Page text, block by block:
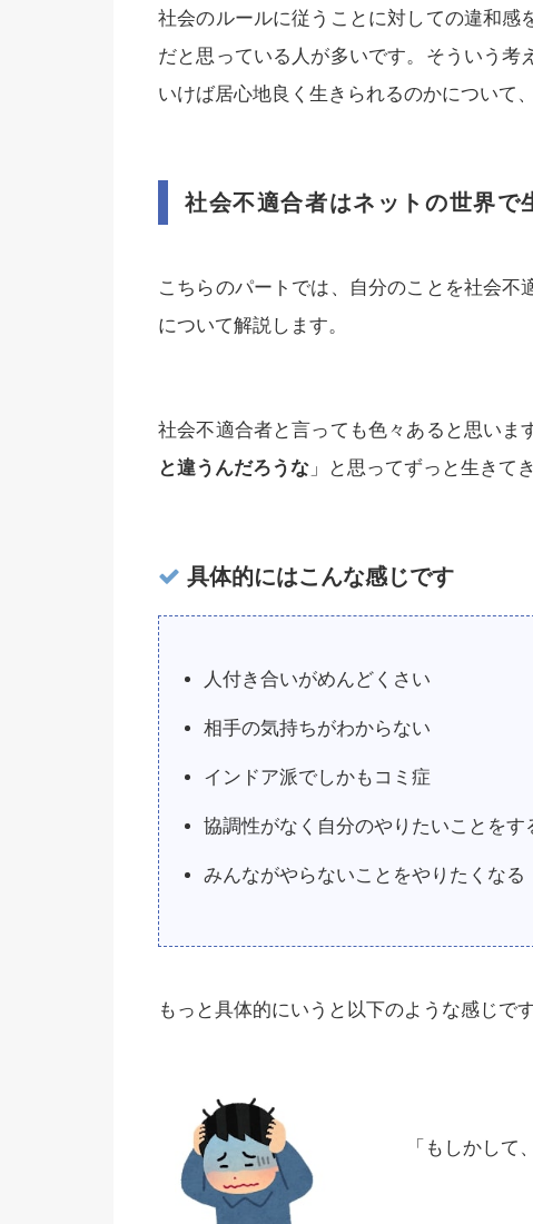
社会のルールに従うことに対しての違和感
だと思っている人が多いです。そういう考
いけば居心地良く生きられるのかについて
社会不適合者はネットの世界で
こちらのパートでは、自分のことを社会
について解説します。
社会不適合者と言っても色々あると思いま
と違うんだろうな 」と思ってずっと生きて
具体的にはこんな感じです
人付き合いがめんどくさい
相手の気持ちがわからない
インドア派でしかもコミ症
協調性がなく自分のやりたいことをす
みんながやらないことをやりたくなる
もっと具体的にいうと以下のような感じで
「もしかして